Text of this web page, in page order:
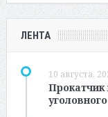
ЛЕНТА
10 августа,
Прокатчик